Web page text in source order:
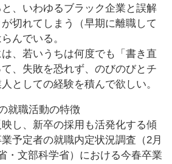
、いわゆるブラック企業と誤解
切れてしまう（早期に離職して
んでいる。
、若いうちは何度でも「書き直
、失敗を恐れず、のびのびとチ
としての経験を積んで欲しい。
就職活動の特徴
し、新卒の採用も活発化する傾
予定者の就職内定状況調査（2月
・文部科学省）における今春卒業